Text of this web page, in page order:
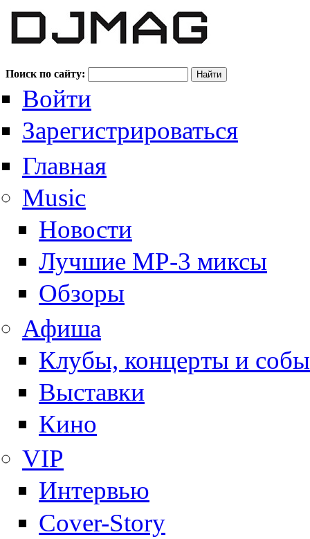
Поиск по сайту:
Войти
Зарегистрироваться
Главная
Music
Новости
Лучшие MP-3 миксы
Обзоры
Афиша
Клубы, концерты и
Выставки
Кино
VIP
Интервью
Cover-Story